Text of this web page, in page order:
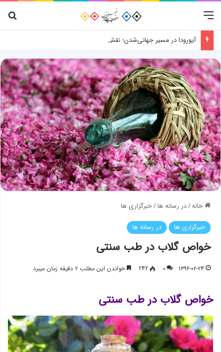
منو
آیورودا در مسیر جهانی‌شدن؛ نقش پژوهش، فناوری و شواهد علمی
خانه/در رسانه ها/خبرگزاری ها
خبرگزاری ها در رسانه ها
خواص گلاب در طب سنتی
۱۳۹۶-۰۲-۲۴ ۰ 242 خواندن این مطلب ۲ دقیقه زمان میبرد
خواص گلاب در طب سنتی